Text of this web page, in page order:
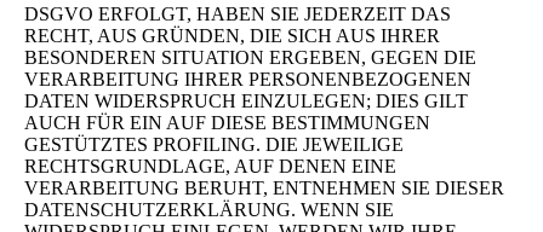
DSGVO ERFOLGT, HABEN SIE JEDERZEIT DAS
RECHT, AUS GRÜNDEN, DIE SICH AUS IHRER
BESONDEREN SITUATION ERGEBEN, GEGEN DIE
VERARBEITUNG IHRER PERSONENBEZOGENEN
DATEN WIDERSPRUCH EINZULEGEN; DIES GILT
AUCH FÜR EIN AUF DIESE BESTIMMUNGEN
GESTÜTZTES PROFILING. DIE JEWEILIGE
RECHTSGRUNDLAGE, AUF DENEN EINE
VERARBEITUNG BERUHT, ENTNEHMEN SIE DIESER
DATENSCHUTZERKLÄRUNG. WENN SIE